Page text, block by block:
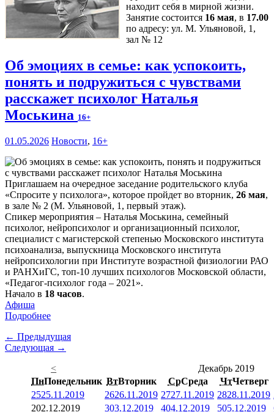
находит себя в мирной жизни.
Занятие состоится 16 мая, в 17.00
по адресу: ул. М. Ульяновой, 1,
зал № 12
Об эмоциях в семье: как успокоить,
понять и подружиться с чувствами
расскажет психолог Наталья
Моськина 16+
01.05.2026 Новости, 16+
Приглашаем на очередное заседание родительского клуба
«Спросите у психолога», которое пройдет во вторник, 26 мая,
в зале № 2 (М. Ульяновой, 1, первый этаж).
Спикер мероприятия – Наталья Моськина, семейный
психолог, нейропсихолог и организационный психолог,
специалист с магистерской степенью Московского института
психоанализа, выпускница Московского института
нейропсихологии при Институте возрастной физиологии РАО
и РАНХиГС, топ-10 лучших психологов Московской области,
«Педагог-психолог года – 2021».
Начало в 18 часов.
Афиша
Подробнее
← Предыдущая
Следующая →
<
Декабрь 2019
ПнПонедельник ВтВторник СрСреда ЧтЧетверг
2525.11.2019 2626.11.2019 2727.11.2019 2828.11.2019
202.12.2019 303.12.2019 404.12.2019 505.12.2019